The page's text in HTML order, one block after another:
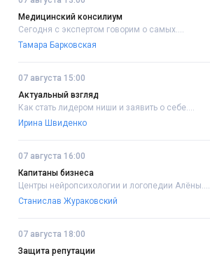
Медицинский консилиум
Сегодня с экспертом говорим о самых....
Тамара Барковская
07 августа 15:00
Актуальный взгляд
Как стать лидером ниши и заявить о себе....
Ирина Швиденко
07 августа 16:00
Капитаны бизнеса
Центры нейропсихологии и логопедии Алёны....
Станислав Жураковский
07 августа 18:00
Защита репутации